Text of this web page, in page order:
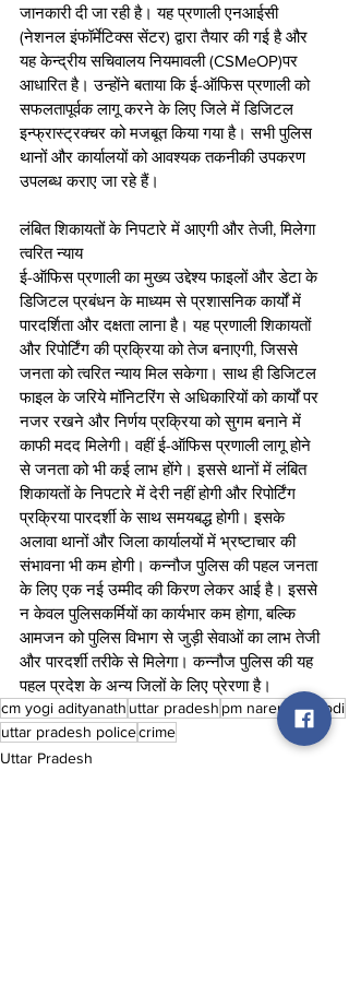
जानकारी दी जा रही है। यह प्रणाली एनआईसी
(नेशनल इंफॉर्मेटिक्स सेंटर) द्वारा तैयार की गई है और
यह केन्द्रीय सचिवालय नियमावली (CSMeOP)पर
आधारित है। उन्होंने बताया कि ई-ऑफिस प्रणाली को
सफलतापूर्वक लागू करने के लिए जिले में डिजिटल
इन्फ्रास्ट्रक्चर को मजबूत किया गया है। सभी पुलिस
थानों और कार्यालयों को आवश्यक तकनीकी उपकरण
उपलब्ध कराए जा रहे हैं।
लंबित शिकायतों के निपटारे में आएगी और तेजी, मिलेगा
त्वरित न्याय
ई-ऑफिस प्रणाली का मुख्य उद्देश्य फाइलों और डेटा के
डिजिटल प्रबंधन के माध्यम से प्रशासनिक कार्यों में
पारदर्शिता और दक्षता लाना है। यह प्रणाली शिकायतों
और रिपोर्टिंग की प्रक्रिया को तेज बनाएगी, जिससे
जनता को त्वरित न्याय मिल सकेगा। साथ ही डिजिटल
फाइल के जरिये मॉनिटरिंग से अधिकारियों को कार्यों पर
नजर रखने और निर्णय प्रक्रिया को सुगम बनाने में
काफी मदद मिलेगी। वहीं ई-ऑफिस प्रणाली लागू होने
से जनता को भी कई लाभ होंगे। इससे थानों में लंबित
शिकायतों के निपटारे में देरी नहीं होगी और रिपोर्टिंग
प्रक्रिया पारदर्शी के साथ समयबद्ध होगी। इसके
अलावा थानों और जिला कार्यालयों में भ्रष्टाचार की
संभावना भी कम होगी। कन्नौज पुलिस की पहल जनता
के लिए एक नई उम्मीद की किरण लेकर आई है। इससे
न केवल पुलिसकर्मियों का कार्यभार कम होगा, बल्कि
आमजन को पुलिस विभाग से जुड़ी सेवाओं का लाभ तेजी
और पारदर्शी तरीके से मिलेगा। कन्नौज पुलिस की यह
पहल प्रदेश के अन्य जिलों के लिए प्रेरणा है।
cm yogi adityanath uttar pradesh pm narendra modi
uttar pradesh policecrime
Uttar Pradesh